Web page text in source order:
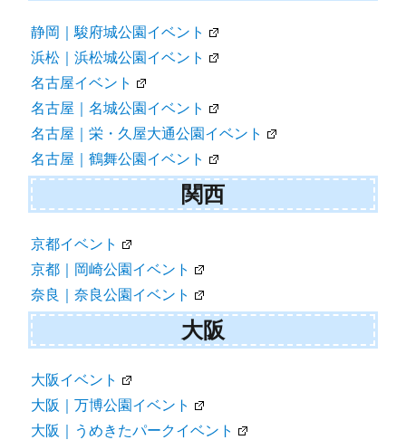
静岡｜駿府城公園イベント
浜松｜浜松城公園イベント
名古屋イベント
名古屋｜名城公園イベント
名古屋｜栄・久屋大通公園イベント
名古屋｜鶴舞公園イベント
関西
京都イベント
京都｜岡崎公園イベント
奈良｜奈良公園イベント
大阪
大阪イベント
大阪｜万博公園イベント
大阪｜うめきたパークイベント